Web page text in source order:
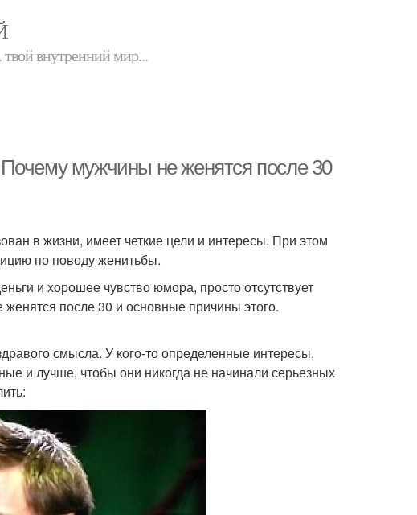
твой внутренний мир...
мужчины не женятся после 30
в жизни, имеет четкие цели и интересы. При этом
по поводу женитьбы.
и хорошее чувство юмора, просто отсутствует
после 30 и основные причины этого.
смысла. У кого-то определенные интересы,
и лучше, чтобы они никогда не начинали серьезных